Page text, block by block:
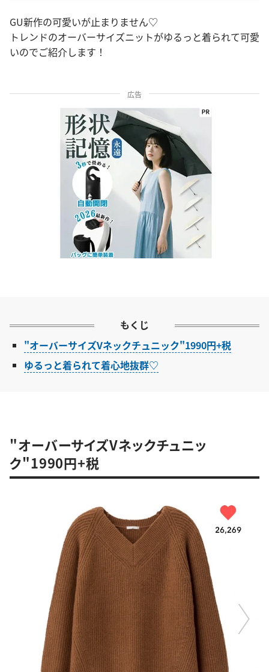
GU新作の可愛いが止まりません♡
トレンドのオーバーサイズニットがゆるっと着られて可愛
いのでご紹介します！
広告
もくじ
"オーバーサイズVネックチュニック"1990円+税
ゆるっと着られて着心地抜群♡
"オーバーサイズVネックチュニッ
ク"1990円+税